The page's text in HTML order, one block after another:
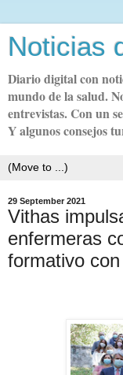
Noticias
Diario digital con
mundo de la salud.
entrevistas. Con un
Y algunos consejos
29 September 2021
Vithas
enfermeras
formativo